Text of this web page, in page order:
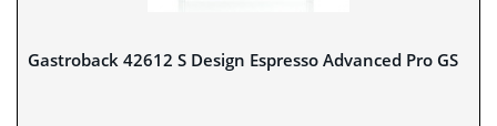
Gastroback 42612 S Design Espresso Advanced Pro GS